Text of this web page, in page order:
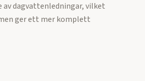
av dagvattenledningar, vilket
ger ett mer komplett